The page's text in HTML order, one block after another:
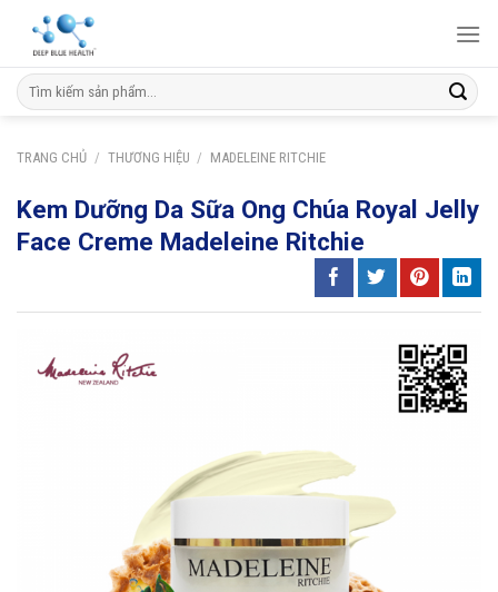
content
Tìm
kiếm:
TRANG CHỦ / THƯƠNG HIỆU / MADELEINE RITCHIE
Kem Dưỡng Da Sữa Ong Chúa Royal Jelly
Face Creme Madeleine Ritchie